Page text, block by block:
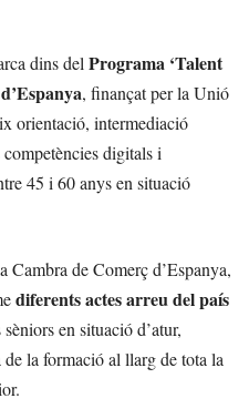
dins del Programa ‘Talent
, finançat per la Unió
orientació, intermediació
digitals i
45 i 60 anys en situació
Cambra de Comerç d’Espanya,
diferents actes arreu del país
en situació d’atur,
la formació al llarg de tota la